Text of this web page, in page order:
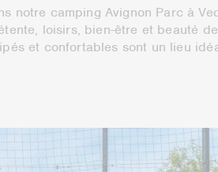
notre camping Avignon Parc à
loisirs, bien-être et beauté
et confortables sont un lieu